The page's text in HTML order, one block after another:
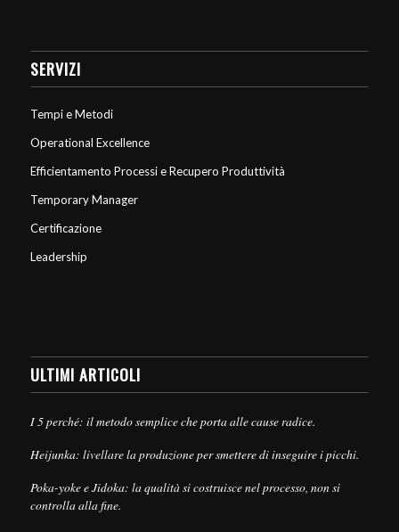
SERVIZI
Tempi e Metodi
Operational Excellence
Efficientamento Processi e Recupero Produttività
Temporary Manager
Certificazione
Leadership
ULTIMI ARTICOLI
I 5 perché: il metodo semplice che porta alle cause radice.
Heijunka: livellare la produzione per smettere di inseguire i picchi.
Poka-yoke e Jidoka: la qualità si costruisce nel processo, non si
controlla alla fine.